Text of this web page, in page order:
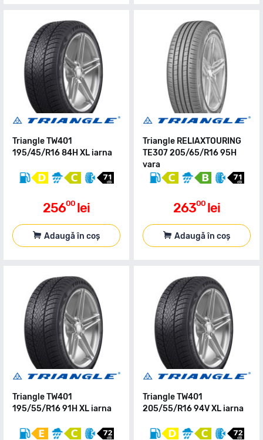
Triangle TW401
195/45/R16 84H XL iarna
25600 lei
Adaugă în coș
Triangle RELIAXTOURING
TE307 205/65/R16 95H
vara
26300 lei
Adaugă în coș
Triangle TW401
195/55/R16 91H XL iarna
Triangle TW401
205/55/R16 94V XL iarna